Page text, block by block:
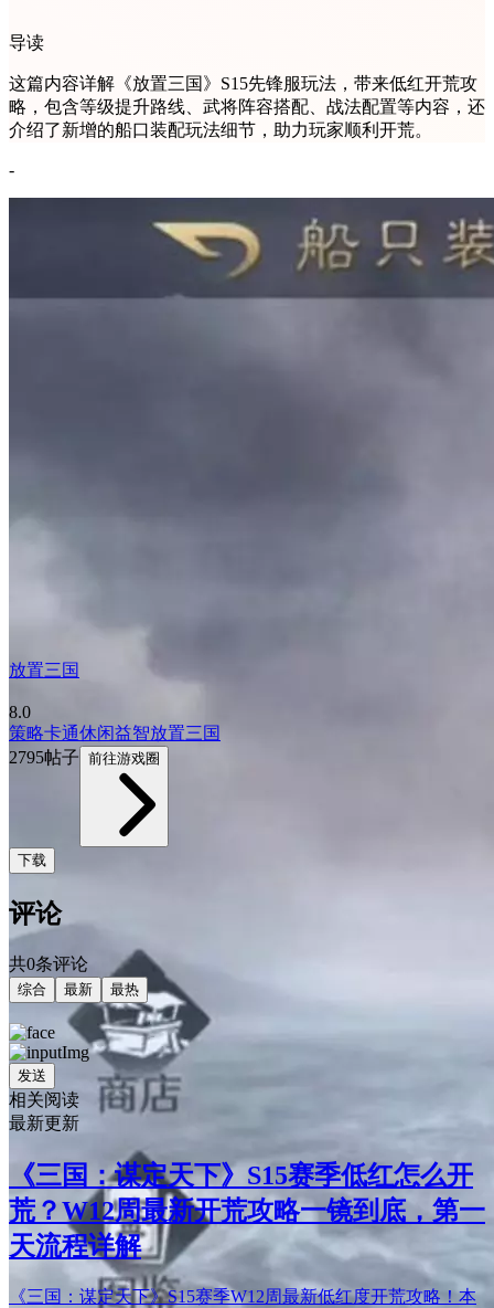
导读
这篇内容详解《放置三国》S15先锋服玩法，带来低红开荒攻
略，包含等级提升路线、武将阵容搭配、战法配置等内容，还
介绍了新增的船口装配玩法细节，助力玩家顺利开荒。
-
放置三国
8.0
策略卡通休闲益智放置三国
2795帖子 前往游戏圈
下载
评论
共0条评论
综合 最新 最热
发送
相关阅读
最新更新
《三国：谋定天下》S15赛季低红怎么开
荒？W12周最新开荒攻略一镜到底，第一
天流程详解
《三国：谋定天下》S15赛季W12周最新低红度开荒攻略！本